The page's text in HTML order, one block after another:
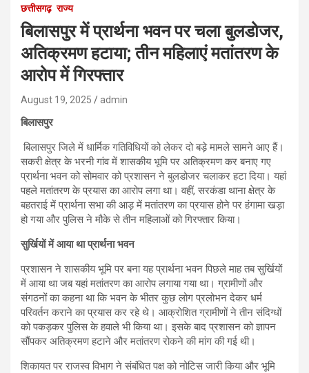
छत्तीसगढ़ राज्य
बिलासपुर में प्रार्थना भवन पर चला बुलडोजर,
अतिक्रमण हटाया; तीन महिलाएं मतांतरण के
आरोप में गिरफ्तार
August 19, 2025 admin
बिलासपुर
बिलासपुर जिले में धार्मिक गतिविधियों को लेकर दो बड़े मामले सामने आए हैं।
सकरी क्षेत्र के भरनी गांव में शासकीय भूमि पर अतिक्रमण कर बनाए गए
प्रार्थना भवन को सोमवार को प्रशासन ने बुलडोजर चलाकर हटा दिया। यहां
पहले मतांतरण के प्रयास का आरोप लगा था। वहीं, सरकंडा थाना क्षेत्र के
बहतराई में प्रार्थना सभा की आड़ में मतांतरण का प्रयास होने पर हंगामा खड़ा
हो गया और पुलिस ने मौके से तीन महिलाओं को गिरफ्तार किया।
सुर्खियों में आया था प्रार्थना भवन
प्रशासन ने शासकीय भूमि पर बना यह प्रार्थना भवन पिछले माह तब सुर्खियों
में आया था जब यहां मतांतरण का आरोप लगाया गया था। ग्रामीणों और
संगठनों का कहना था कि भवन के भीतर कुछ लोग प्रलोभन देकर धर्म
परिवर्तन कराने का प्रयास कर रहे थे। आक्रोशित ग्रामीणों ने तीन संदिग्धों
को पकड़कर पुलिस के हवाले भी किया था। इसके बाद प्रशासन को ज्ञापन
सौंपकर अतिक्रमण हटाने और मतांतरण रोकने की मांग की गई थी।
शिकायत पर राजस्व विभाग ने संबंधित पक्ष को नोटिस जारी किया और भूमि